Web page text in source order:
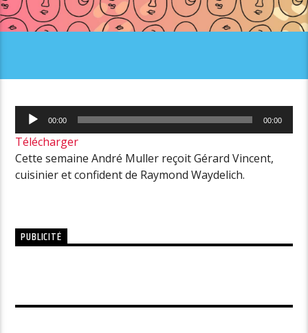
Lecteur
audio
00:00 00:00
Télécharger
Cette semaine André Muller reçoit Gérard Vincent,
cuisinier et confident de Raymond Waydelich.
PUBLICITÉ